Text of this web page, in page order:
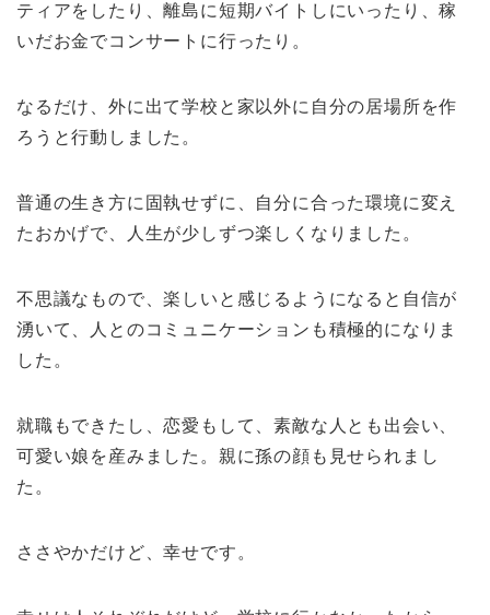
ティアをしたり、離島に短期バイトしにいったり、稼
いだお金でコンサートに行ったり。
なるだけ、外に出て学校と家以外に自分の居場所を作
ろうと行動しました。
普通の生き方に固執せずに、自分に合った環境に変え
たおかげで、人生が少しずつ楽しくなりました。
不思議なもので、楽しいと感じるようになると自信が
湧いて、人とのコミュニケーションも積極的になりま
した。
就職もできたし、恋愛もして、素敵な人とも出会い、
可愛い娘を産みました。親に孫の顔も見せられまし
た。
ささやかだけど、幸せです。